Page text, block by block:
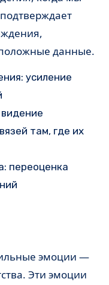
данные.
усиление
там, где их
переоценка
эмоции —
Эти эмоции